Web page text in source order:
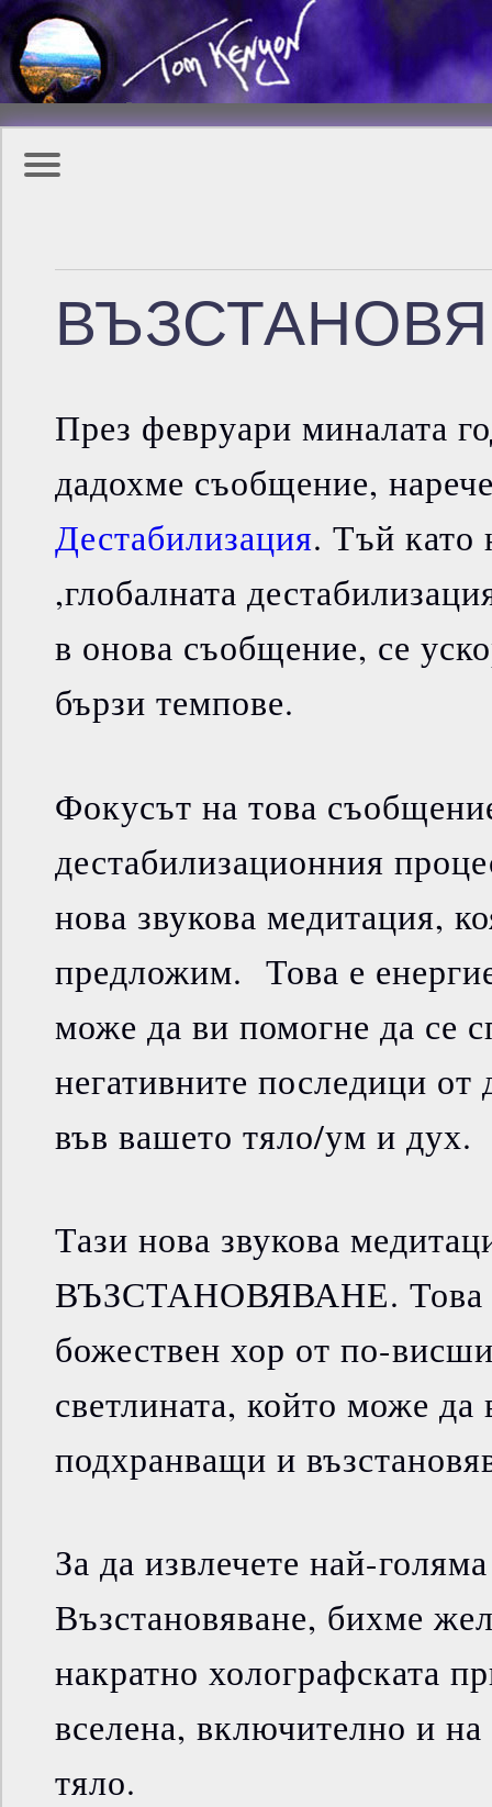
През февруари миналата
дадохме съобщение,
Дестабилизация. Тъй като
,глобалната
в онова съобщение, се
бързи темпове.
Фокусът на това
дестабилизационния
нова звукова медитация,
предложим. Това е
може да ви помогне да се
негативните последици от
във вашето тяло/ум и дух.
Тази нова звукова
ВЪЗСТАНОВЯВАНЕ. Това
божествен хор от по-
светлината, който може
подхранващи и
За да извлечете най-
Възстановяване, бихме
накратно холографската
вселена, включително и
тяло.